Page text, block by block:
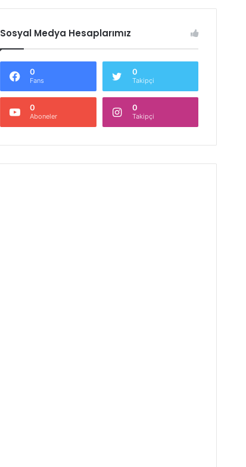
Sosyal Medya Hesaplarımız
0
Fans
0
Takipçi
0
Aboneler
0
Takipçi